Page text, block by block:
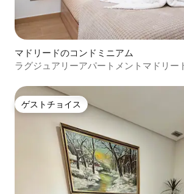
マドリードのコンドミニアム
ラグジュアリーアパートメントマドリー
ゲストチョイス
ゲストチョイス